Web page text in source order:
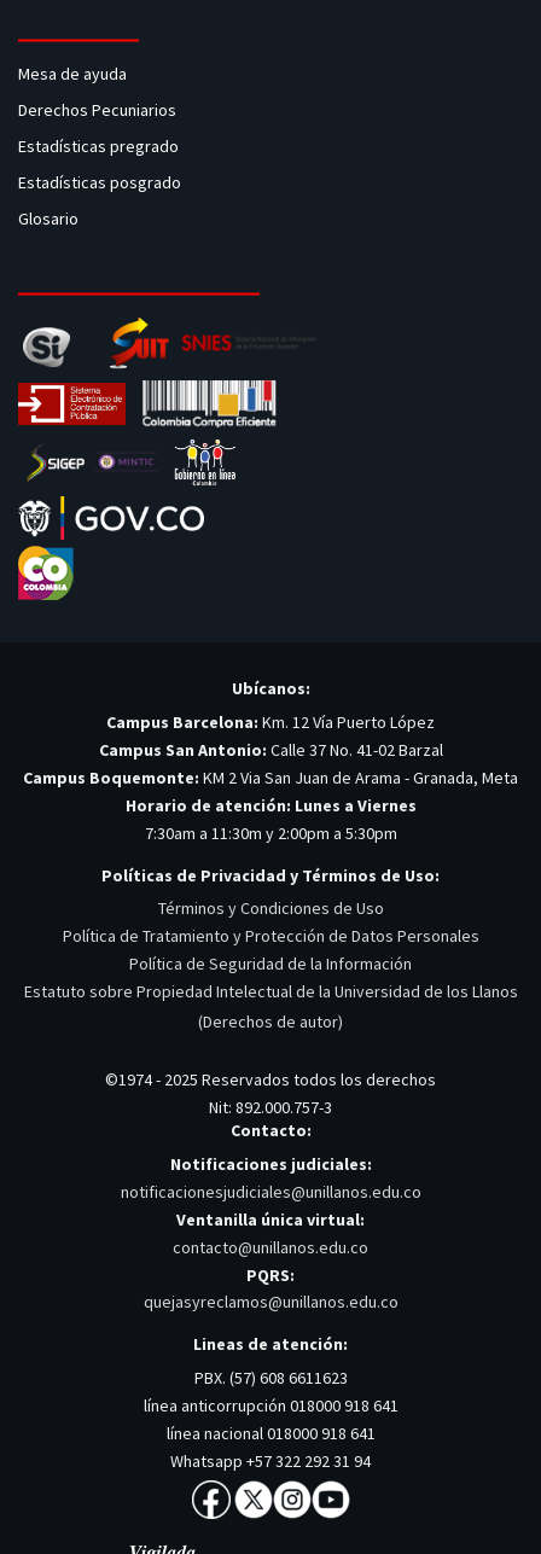
Mesa de ayuda
Derechos Pecuniarios
Estadísticas pregrado
Estadísticas posgrado
Glosario
Ubícanos:
Campus Barcelona: Km. 12 Vía Puerto López
Campus San Antonio: Calle 37 No. 41-02 Barzal
Campus Boquemonte: KM 2 Via San Juan de Arama - Granada, Meta
Horario de atención: Lunes a Viernes
7:30am a 11:30m y 2:00pm a 5:30pm
Políticas de Privacidad y Términos de Uso:
Términos y Condiciones de Uso
Política de Tratamiento y Protección de Datos Personales
Política de Seguridad de la Información
Estatuto sobre Propiedad Intelectual de la Universidad de los Llanos
(Derechos de autor)
©1974 - 2025 Reservados todos los derechos
Nit: 892.000.757-3
Contacto:
Notificaciones judiciales:
notificacionesjudiciales@unillanos.edu.co
Ventanilla única virtual:
contacto@unillanos.edu.co
PQRS:
quejasyreclamos@unillanos.edu.co
Lineas de atención:
PBX. (57) 608 6611623
línea anticorrupción 018000 918 641
línea nacional 018000 918 641
Whatsapp +57 322 292 31 94